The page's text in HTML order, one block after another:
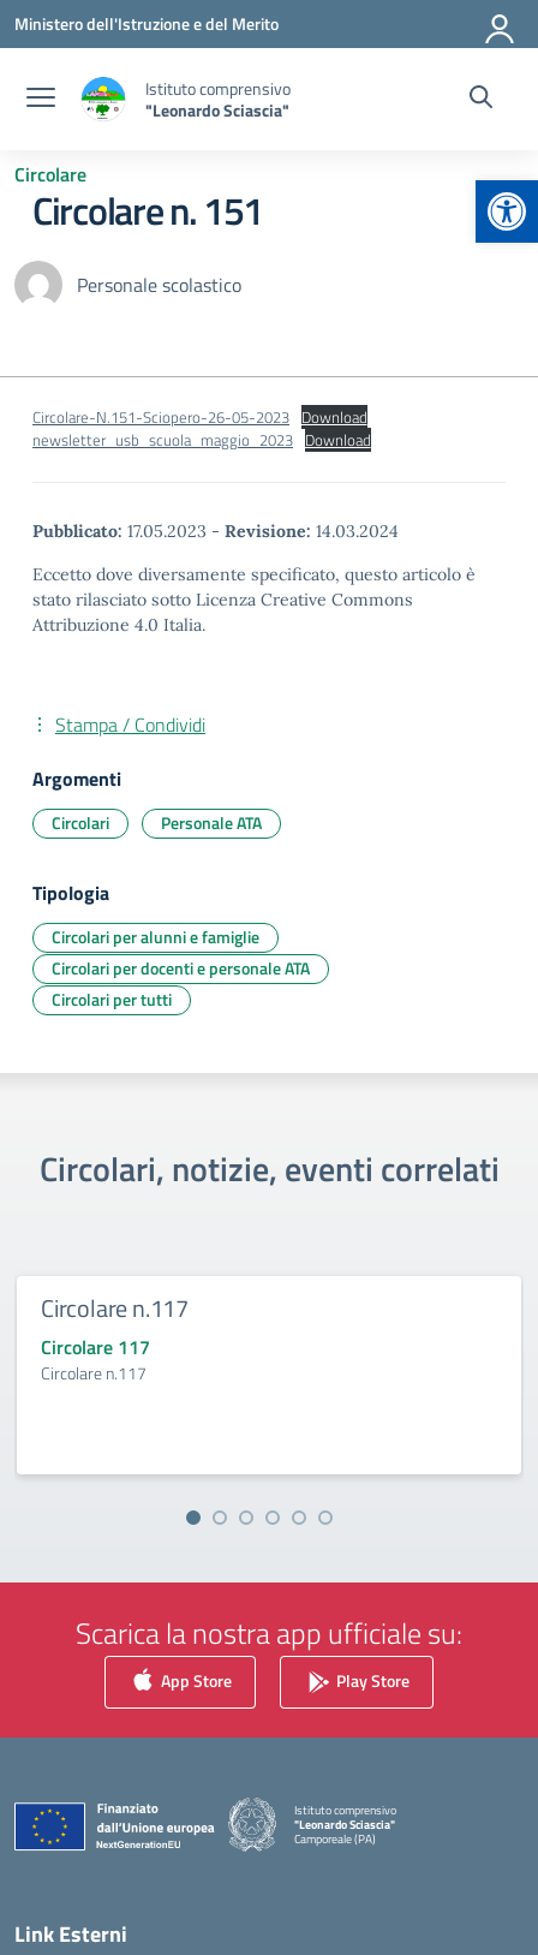
Vai ai contenuti
Vai al menu di navigazione
Vai al footer
Ministero dell'Istruzione e del Merito
Istituto comprensivo
"Leonardo Sciascia"
Circolare
Circolare n. 151
Personale scolastico
Circolare-N.151-Sciopero-26-05-2023 Download
newsletter_usb_scuola_maggio_2023 Download
Pubblicato: 17.05.2023 - Revisione: 14.03.2024
Eccetto dove diversamente specificato, questo articolo è
stato rilasciato sotto Licenza Creative Commons
Attribuzione 4.0 Italia.
Stampa / Condividi
Argomenti
Circolari Personale ATA
Tipologia
Circolari per alunni e famiglie
Circolari per docenti e personale ATA
Circolari per tutti
Circolari, notizie, eventi correlati
Circolare n.117
Circolare 117
Circolare n.117
Scarica la nostra app ufficiale su:
App Store Play Store
Istituto comprensivo
"Leonardo Sciascia"
Camporeale (PA)
— Visita la pagina iniziale della scuola
Link Esterni